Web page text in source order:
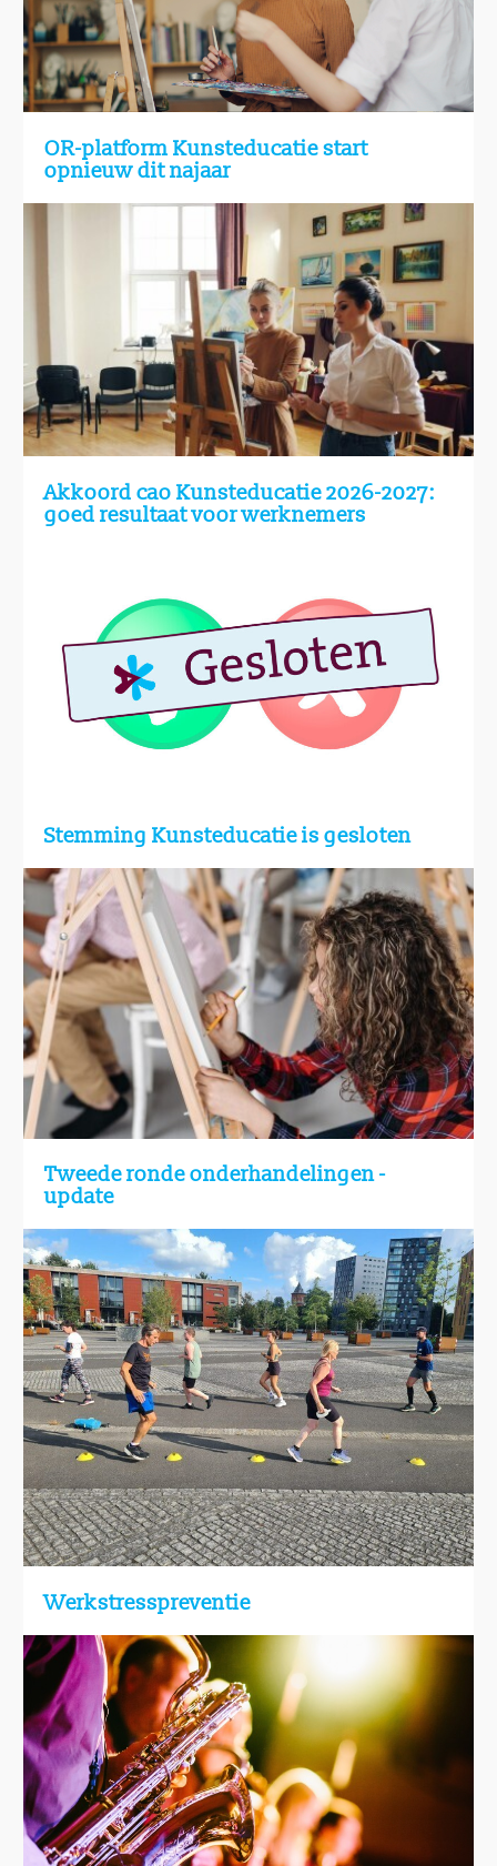
OR-platform Kunsteducatie start
opnieuw dit najaar
Akkoord cao Kunsteducatie 2026-2027:
goed resultaat voor werknemers
Stemming Kunsteducatie is gesloten
Tweede ronde onderhandelingen -
update
Werkstresspreventie